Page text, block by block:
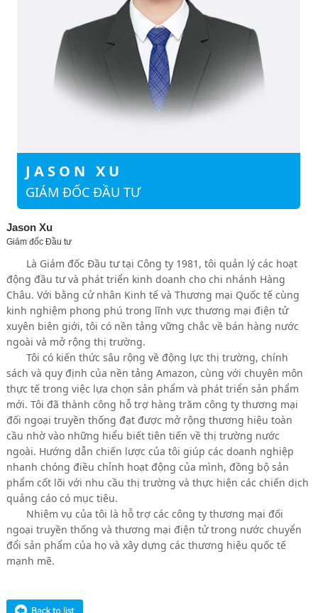
JASON XU
GIÁM ĐỐC ĐẦU TƯ
Jason Xu
Giám đốc Đầu tư
Là Giám đốc Đầu tư tại Công ty 1981, tôi quản lý các hoạt
động đầu tư và phát triển kinh doanh cho chi nhánh Hàng
Châu. Với bằng cử nhân Kinh tế và Thương mại Quốc tế cùng
kinh nghiệm phong phú trong lĩnh vực thương mại điện tử
xuyên biên giới, tôi có nền tảng vững chắc về bán hàng nước
ngoài và mở rộng thị trường.
Tôi có kiến thức sâu rộng về động lực thị trường, chính
sách và quy định của nền tảng Amazon, cùng với chuyên môn
thực tế trong việc lựa chọn sản phẩm và phát triển sản phẩm
mới. Tôi đã thành công hỗ trợ hàng trăm công ty thương mại
đối ngoại truyền thống đạt được mở rộng thương hiệu toàn
cầu nhờ vào những hiểu biết tiên tiến về thị trường nước
ngoài. Hướng dẫn chiến lược của tôi giúp các doanh nghiệp
nhanh chóng điều chỉnh hoạt động của mình, đồng bộ sản
phẩm cốt lõi với nhu cầu thị trường và thực hiện các chiến dịch
quảng cáo có mục tiêu.
Nhiệm vụ của tôi là hỗ trợ các công ty thương mại đối
ngoại truyền thống và thương mại điện tử trong nước chuyển
đổi sản phẩm của họ và xây dựng các thương hiệu quốc tế
mạnh mẽ.